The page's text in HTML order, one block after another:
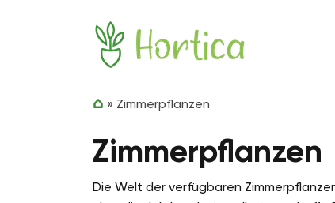
» Zimmerpflanzen
Zimmerpflanzen
Die Welt der verfügbaren